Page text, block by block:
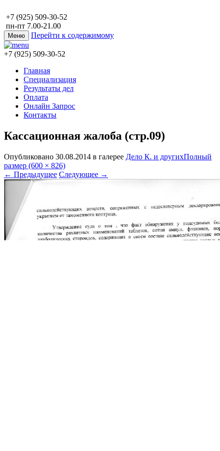
+7 (925) 509-30-52
пн-пт 7.00-21.00
Меню Перейти к содержимому
+7 (925) 509-30-52
Главная
Специализация
Результаты дел
Оплата
Онлайн Запрос
Контакты
Кассационная жалоба (стр.09)
Опубликовано 30.08.2014 в галерее Дело К. и другихПолный
размер (600 × 826)
← Предыдущее Следующее →